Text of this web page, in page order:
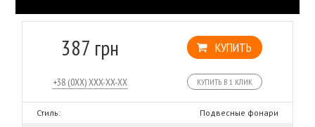
387 грн КУПИТЬ
КУПИТЬ В 1 КЛИК
Стиль:
Подвесные фонари